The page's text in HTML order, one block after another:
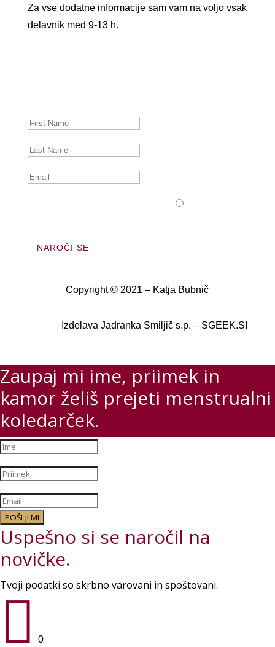
Za vse dodatne informacije sam vam na voljo vsak
delavnik med 9-13 h.
NAROČI SE
Copyright © 2021 – Katja Bubnič
Izdelava Jadranka Smiljič s.p. – SGEEK.SI
Zaupaj mi ime, priimek in
kamor želiš prejeti menstrualni
koledarček.
POŠLJI MI
Uspešno si se naročil na
novičke.
Tvoji podatki so skrbno varovani in spoštovani.
 0